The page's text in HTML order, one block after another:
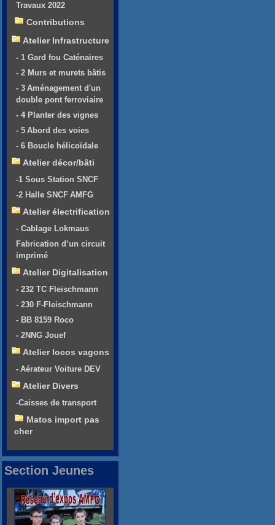
Travaux 2022
Contributions
Atelier Infrastructure
- 1 Gard fou Caténaires
- 2 Murs et murets bâtis
- 3 Aménagement d'un
double pont ferroviaire
- 4 Planter des vignes
- 5 Abord des voies
- 6 Boucle hélicoïdale
Atelier décor/bâti
-1 Sous Station SNCF
-2 Halle SNCF AMFG
Atelier électrification
- Cablage Lokmaus
Fabrication d’un circuit
imprimé
Atelier Digitalisation
- 232 TC Fleischmann
- 230 F-Fleischmann
- BB 8159 Roco
- 2NNG Jouef
Atelier locos vagons
- Aérateur Voiture DEV
Atelier Divers
-Caisses de transport
Matos import pas
cher
Section Jeunes